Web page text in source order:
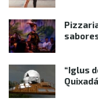
“Iglus